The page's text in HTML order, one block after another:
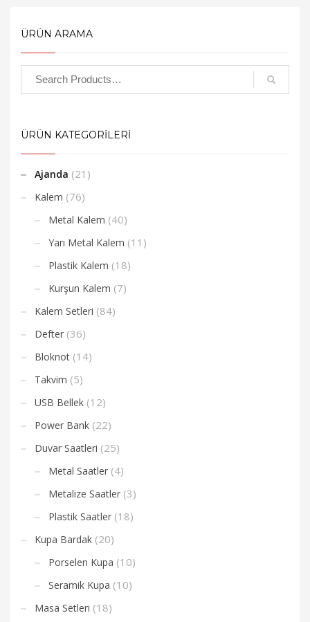
ÜRÜN ARAMA
ÜRÜN KATEGORİLERİ
Ajanda (21)
Kalem (76)
Metal Kalem (40)
Yarı Metal Kalem (11)
Plastik Kalem (18)
Kurşun Kalem (7)
Kalem Setleri (84)
Defter (36)
Bloknot (14)
Takvim (5)
USB Bellek (12)
Power Bank (22)
Duvar Saatleri (25)
Metal Saatler (4)
Metalize Saatler (3)
Plastik Saatler (18)
Kupa Bardak (20)
Porselen Kupa (10)
Seramik Kupa (10)
Masa Setleri (18)